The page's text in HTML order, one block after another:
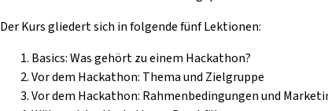
Der Kurs gliedert sich in folgende fünf Lektionen:
Basics: Was gehört zu einem Hackathon?
Vor dem Hackathon: Thema und Zielgruppe
Vor dem Hackathon: Rahmenbedingungen und